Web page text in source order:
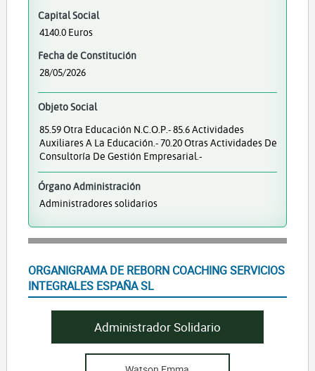
Capital Social
4140.0 Euros
Fecha de Constitución
28/05/2026
Objeto Social
85.59 Otra Educación N.c.o.p.- 85.6 Actividades
Auxiliares A La Educación.- 70.20 Otras Actividades De
Consultoría De Gestión Empresarial.-
Órgano Administración
Administradores solidarios
ORGANIGRAMA DE REBORN COACHING SERVICIOS
INTEGRALES ESPAÑA SL
Administrador Solidario